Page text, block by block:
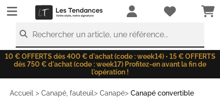
LesTendances.fr
Rechercher un article, une référence...
10 € OFFERTS dès 400 € d'achat (code : week14) • 15 € OFFERTS
dès 750 € d'achat (code : week17) Profitez-en avant la fin de
l'opération !
Accueil > Canapé, fauteuil > Canapé> Canapé convertible